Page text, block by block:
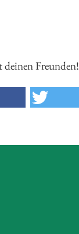
deinen Freunden!